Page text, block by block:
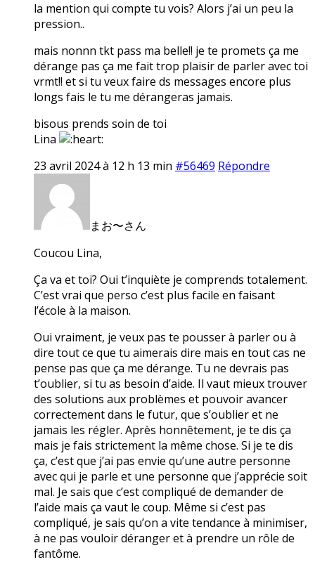
la mention qui compte tu vois? Alors j’ai un peu la
pression..
mais nonnn tkt pass ma belle!! je te promets ça me
dérange pas ça me fait trop plaisir de parler avec toi
vrmt!! et si tu veux faire ds messages encore plus
longs fais le tu me dérangeras jamais.
bisous prends soin de toi
Lina
23 avril 2024 à 12 h 13 min #56469 Répondre
まお〜さん
Coucou Lina,
Ça va et toi? Oui t’inquiète je comprends totalement.
C’est vrai que perso c’est plus facile en faisant
l’école à la maison.
Oui vraiment, je veux pas te pousser à parler ou à
dire tout ce que tu aimerais dire mais en tout cas ne
pense pas que ça me dérange. Tu ne devrais pas
t’oublier, si tu as besoin d’aide. Il vaut mieux trouver
des solutions aux problèmes et pouvoir avancer
correctement dans le futur, que s’oublier et ne
jamais les régler. Après honnêtement, je te dis ça
mais je fais strictement la même chose. Si je te dis
ça, c’est que j’ai pas envie qu’une autre personne
avec qui je parle et une personne que j’apprécie soit
mal. Je sais que c’est compliqué de demander de
l’aide mais ça vaut le coup. Même si c’est pas
compliqué, je sais qu’on a vite tendance à minimiser,
à ne pas vouloir déranger et à prendre un rôle de
fantôme.